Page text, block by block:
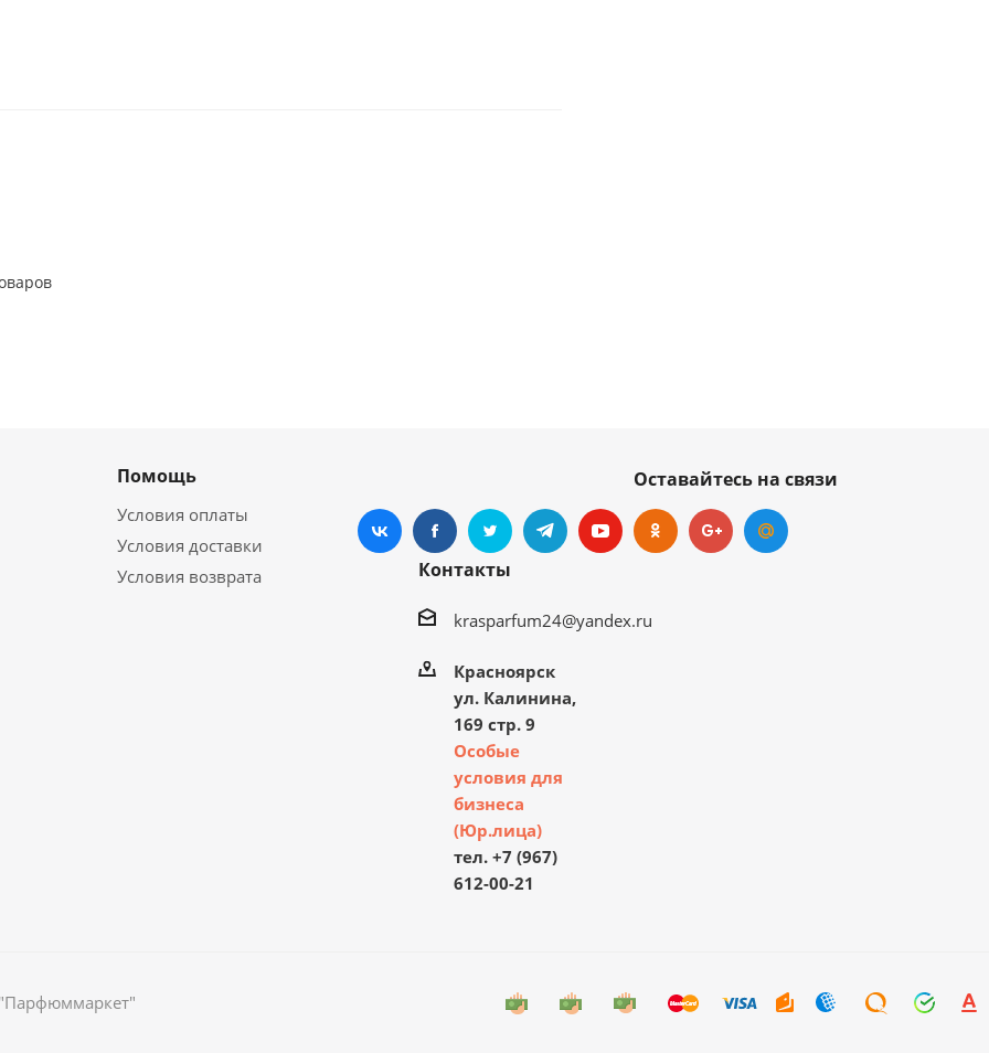
Помощь
Условия оплаты
Условия доставки
Условия возврата
Оставайтесь на связи
Контакты
krasparfum24@yandex.ru
Красноярск
ул. Калинина,
169 стр. 9
Особые
условия для
бизнеса
(Юр.лица)
тел. +7 (967)
612-00-21